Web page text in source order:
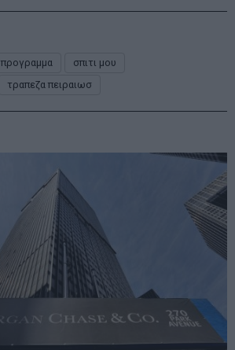
προγραμμα
σπιτι μου
τραπεζα πειραιωσ